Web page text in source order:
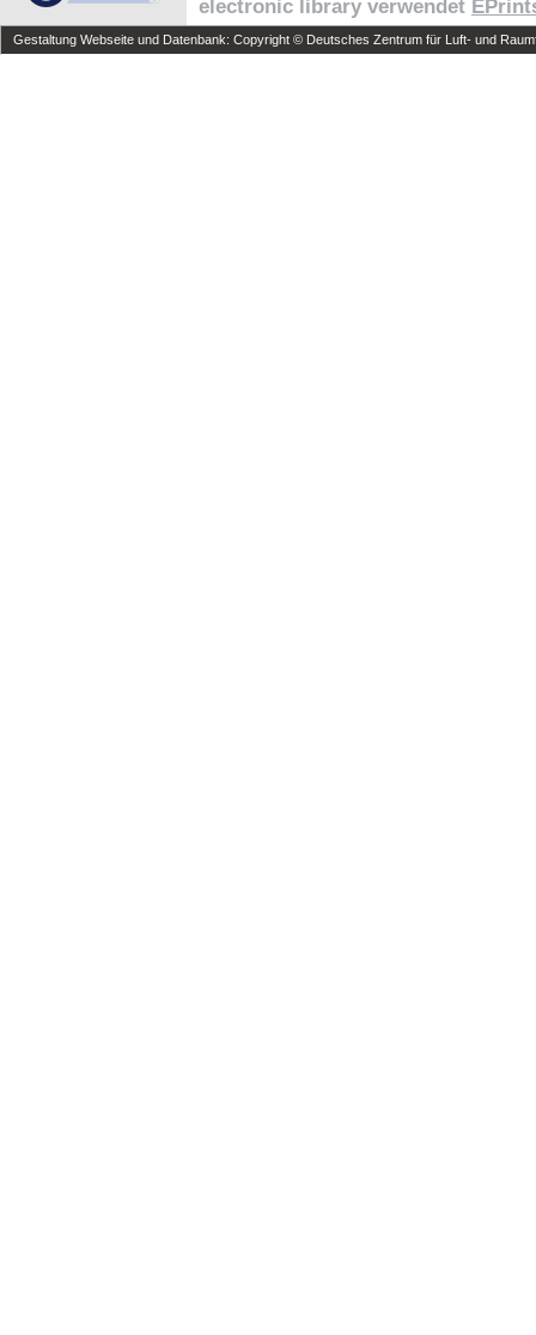
electronic library verwendet
Gestaltung Webseite und Datenbank: Copyright © Deutsches Zentrum für Luft- und